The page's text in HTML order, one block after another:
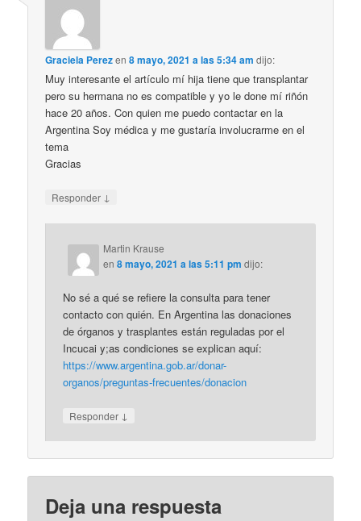
Graciela Perezen8 mayo, 2021 a las 5:34 am dijo:
Muy interesante el artículo mí hija tiene que transplantar
pero su hermana no es compatible y yo le done mí riñón
hace 20 años. Con quien me puedo contactar en la
Argentina Soy médica y me gustaría involucrarme en el
tema
Gracias
Responder ↓
Martin Krause
en8 mayo, 2021 a las 5:11 pm dijo:
No sé a qué se refiere la consulta para tener
contacto con quién. En Argentina las donaciones
de órganos y trasplantes están reguladas por el
Incucai y;as condiciones se explican aquí:
https://www.argentina.gob.ar/donar-
organos/preguntas-frecuentes/donacion
Responder ↓
Deja una respuesta